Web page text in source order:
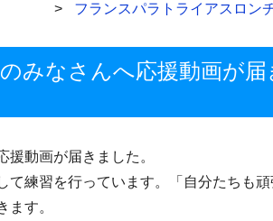
フランスパラトライアスロン
みなさんへ応援動画が届
動画が届きました。
練習を行っています。「自分たちも
す。